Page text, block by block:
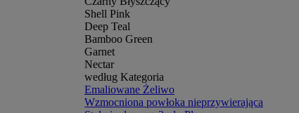
Shell Pink
Deep Teal
Bamboo Green
Garnet
Nectar
według Kategoria
Emaliowane Żeliwo
Wzmocniona powłoka nieprzywierająca